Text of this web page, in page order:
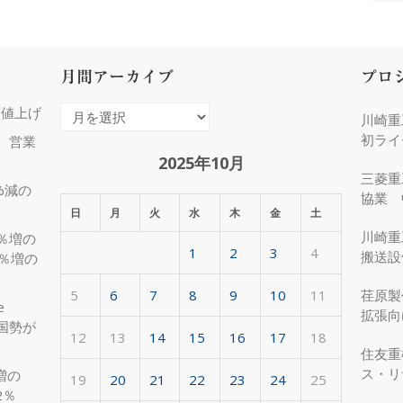
上げ
営業
減の
増の
増の
勢が
の
月間アーカイブ
カ
イ
2025年10月
日 月 火 水 木 金 土
1 2 3 4
5 6 7 8 9 10 11
12 13 14 15 16 17 18
19 20 21 22 23 24 25
プロ
川崎
初ラ
三菱
協業
川崎
搬送
荏原
拡張
住友
ス・